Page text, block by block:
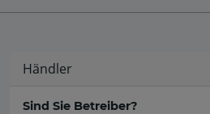
Händler
Sind Sie Betreiber?